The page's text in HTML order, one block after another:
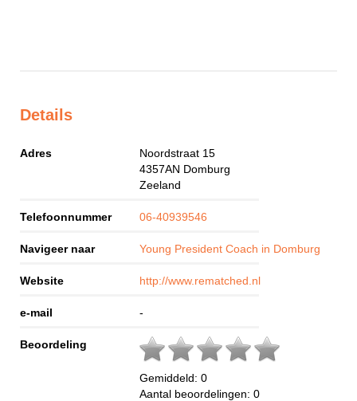
Details
Adres
Noordstraat 15
4357AN Domburg
Zeeland
Telefoonnummer 06-40939546
Navigeer naar Young President Coach in Domburg
Website http://www.rematched.nl
e-mail -
Beoordeling
Gemiddeld: 0
Aantal beoordelingen: 0